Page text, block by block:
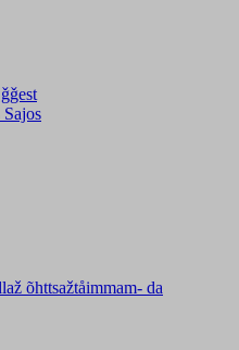
Sajos
õhttsažtåimmam- da